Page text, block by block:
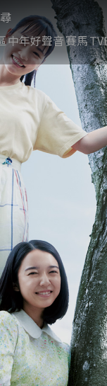
中年好聲音賽馬